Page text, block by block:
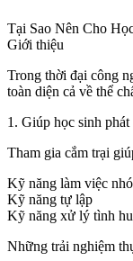
Tại Sao Nên Cho
Giới thiệu
Trong thời đại công
toàn diện cả về thể
1. Giúp học sinh
Tham gia cắm trại
Kỹ năng làm việc
Kỹ năng tự lập
Kỹ năng xử lý tình
Những trải nghiệm